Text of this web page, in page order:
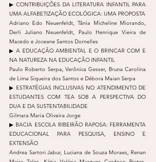
▶︎ CONTRIBUIÇÕES DA LITERATURA INFANTIL PARA
UMA ALFABETIZAÇÃO ECOLÓGICA: UMA PROPOSTA
Adriano Edo Neuenfeldt, Tânia Micheline Miorando,
Derli Juliano Neuenfeldt, Paulo Henrique Vieira de
Macedo e Joceane Santos Dornelles
▶︎ A EDUCAÇÃO AMBIENTAL E O BRINCAR COM E
NA NATUREZA NA EDUCAÇÃO INFANTIL
Paulo Roberto Serpa, Verônica Gesser, Bruna Carolina
de Lima Siqueira dos Santos e Débora Maian Serpa
▶︎ ESTRATÉGIAS INCLUSIVAS NO ATENDIMENTO DE
ESTUDANTES COM TEA SOB A PERSPECTIVA DO
DUA E DA SUSTENTABILIDADE
Gilmara Maria Oliveira Jorge
▶︎ BACIA ESCOLA RIBEIRÃO RAPOSA: FERRAMENTA
EDUCACIONAL PARA PESQUISA, ENSINO E
EXTENSÃO
Andrea Sartori Jabur, Luciana de Souza Moraes, Renan